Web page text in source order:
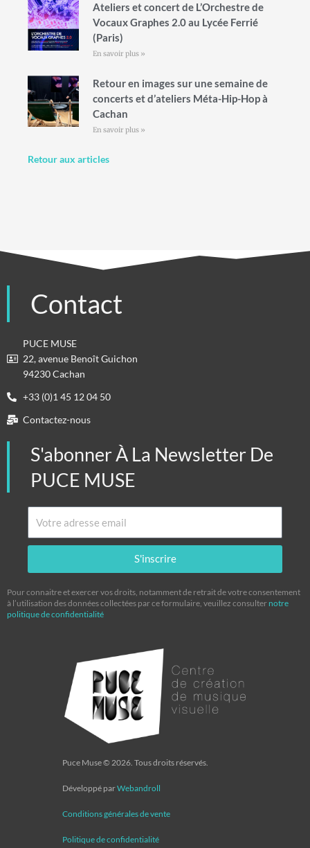
Ateliers et concert de L’Orchestre de
Vocaux Graphes 2.0 au Lycée Ferrié
(Paris)
En savoir plus »
Retour en images sur une semaine de
concerts et d’ateliers Méta-Hip-Hop à
Cachan
En savoir plus »
Retour aux articles
Contact
PUCE MUSE
22, avenue Benoît Guichon
94230 Cachan
+33 (0)1 45 12 04 50
Contactez-nous
S'abonner À La Newsletter De
PUCE MUSE
S'inscrire
Pour connaitre et exercer vos droits, notamment de retrait de votre consentement
à l’utilisation des données collectées par ce formulaire, veuillez consulter notre
politique de confidentialité
Puce Muse © 2026. Tous droits réservés.
Développé parWebandroll
Conditions générales de vente
Politique de confidentialité